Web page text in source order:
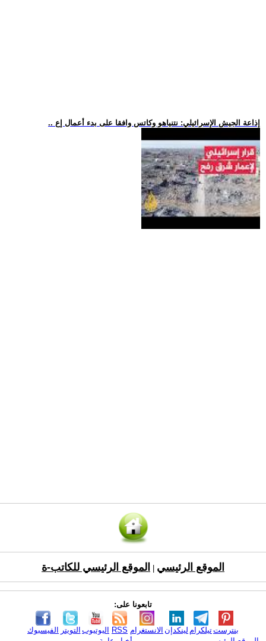
.. إذاعة الجيش الإسرائيلي: نتنياهو وكاتس وافقا على بدء أعمال إع
الموقع الرئيسي الموقع الرئيسي للكاتب-ة
تابعونا على:
الفيسبوك التويتر اليوتيوب RSS الانستغرام لينكدإن تيلكرامبنترست